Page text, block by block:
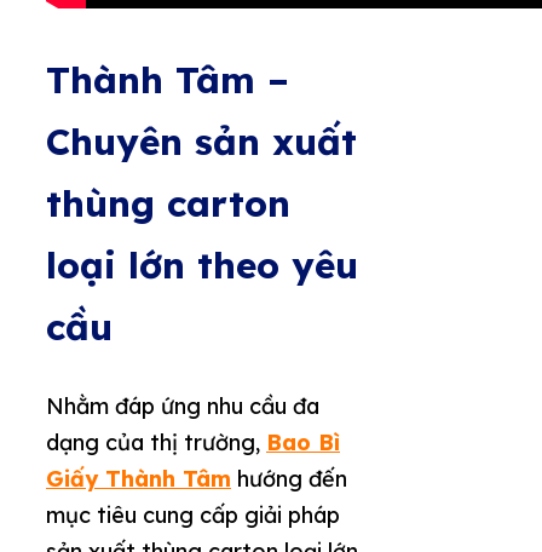
Thành Tâm –
Chuyên sản xuất
thùng carton
loại lớn theo yêu
cầu
Nhằm đáp ứng nhu cầu đa
dạng của thị trường, Bao Bì
Giấy Thành Tâm hướng đến
mục tiêu cung cấp giải pháp